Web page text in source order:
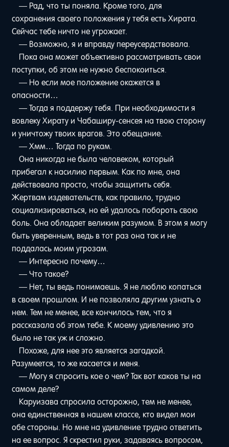
— Рад, что ты поняла. Кроме того, для
сохранения своего положения у тебя есть Хирата.
Сейчас тебе ничто не угрожает.
— Возможно, я и вправду переусердствовала.
Пока она может объективно рассматривать свои
поступки, об этом не нужно беспокоиться.
— Но если мое положение окажется в
опасности…
— Тогда я поддержу тебя. При необходимости я
вовлеку Хирату и Чабаширу-сенсея на твою сторону
и уничтожу твоих врагов. Это обещание.
— Хмм… Тогда по рукам.
Она никогда не была человеком, который
прибегал к насилию первым. Как по мне, она
действовала просто, чтобы защитить себя.
Жертвам издевательств, как правило, трудно
социализироваться, но ей удалось побороть свою
боль. Она обладает великим разумом. В этом я могу
быть уверенным, ведь в тот раз она так и не
поддалась моим угрозам.
— Интересно почему…
— Что такое?
— Нет, ты ведь понимаешь. Я не люблю копаться
в своем прошлом. И не позволяла другим узнать о
нем. Тем не менее, все кончилось тем, что я
рассказала об этом тебе. К моему удивлению это
было не так уж и сложно.
Похоже, для нее это является загадкой.
Разумеется, то же касается и меня.
— Могу я спросить кое о чем? Так вот каков ты на
самом деле?
Каруизава спросила осторожно, тем не менее,
она единственная в нашем классе, кто видел мои
обе стороны. Но мне на удивление трудно ответить
на ее вопрос. Я скрестил руки, задаваясь вопросом,